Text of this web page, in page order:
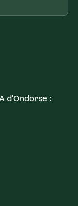
d'Ondorse :